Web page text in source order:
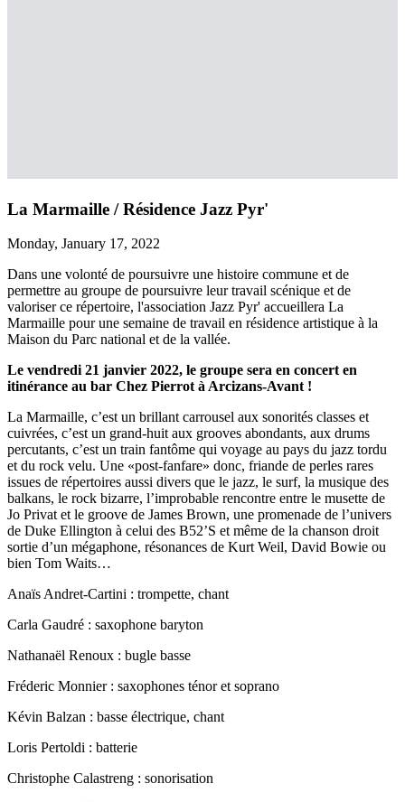
La Marmaille / Résidence Jazz Pyr'
Monday, January 17, 2022
Dans une volonté de poursuivre une histoire commune et de
permettre au groupe de poursuivre leur travail scénique et de
valoriser ce répertoire, l'association Jazz Pyr' accueillera La
Marmaille pour une semaine de travail en résidence artistique à la
Maison du Parc national et de la vallée.
Le vendredi 21 janvier 2022, le groupe sera en concert en
itinérance au bar Chez Pierrot à Arcizans-Avant !
La Marmaille, c’est un brillant carrousel aux sonorités classes et
cuivrées, c’est un grand-huit aux grooves abondants, aux drums
percutants, c’est un train fantôme qui voyage au pays du jazz tordu
et du rock velu. Une «post-fanfare» donc, friande de perles rares
issues de répertoires aussi divers que le jazz, le surf, la musique des
balkans, le rock bizarre, l’improbable rencontre entre le musette de
Jo Privat et le groove de James Brown, une promenade de l’univers
de Duke Ellington à celui des B52’S et même de la chanson droit
sortie d’un mégaphone, résonances de Kurt Weil, David Bowie ou
bien Tom Waits…
Anaïs Andret-Cartini : trompette, chant
Carla Gaudré : saxophone baryton
Nathanaël Renoux : bugle basse
Fréderic Monnier : saxophones ténor et soprano
Kévin Balzan : basse électrique, chant
Loris Pertoldi : batterie
Christophe Calastreng : sonorisation